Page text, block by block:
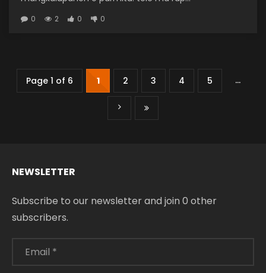
0 2 0 0
Page 1 of 6 1 2 3 4 5 ...
NEWSLETTER
Subscribe to our newsletter and join 0 other
subscribers.
Email